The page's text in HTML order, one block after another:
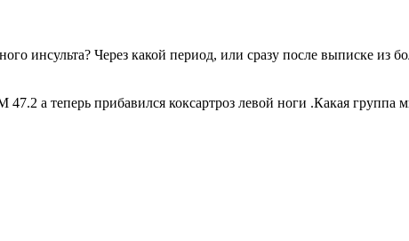
инсульта? Через какой период, или сразу после выписке из
а теперь прибавился коксартроз левой ноги .Какая группа